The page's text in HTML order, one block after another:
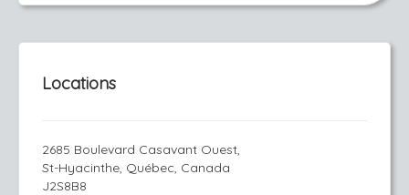
Locations
2685 Boulevard Casavant Ouest,
St-Hyacinthe, Québec, Canada
J2S8B8